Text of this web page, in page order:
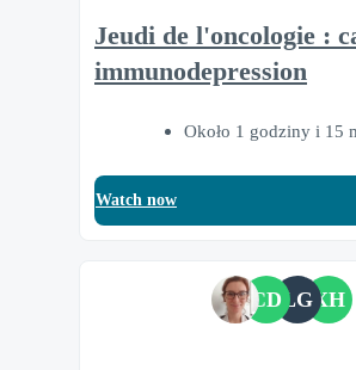
Jeudi de l'oncologie :
immunodepression
Około 1 godziny i 15
Watch now
CD LGXH